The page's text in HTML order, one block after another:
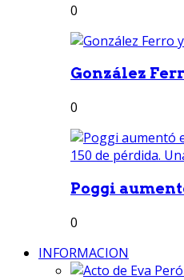
0
González
0
Poggi
0
INFORMACION